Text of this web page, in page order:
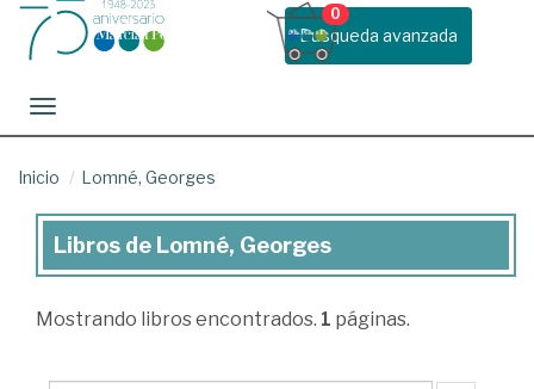
Busqueda avanzada
0
Toggle navigation
Inicio Lomné, Georges
Libros
Lomné,
Libros de Lomné, Georges
Mostrando libros encontrados. 1 páginas.